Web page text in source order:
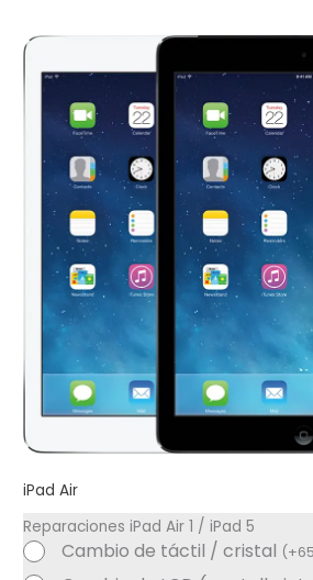
iPad Air
Reparaciones iPad Air 1 / iPad 5
Cambio de táctil / cristal (+